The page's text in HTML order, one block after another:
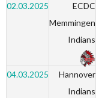
02.03.2025
ECDC
Memmingen
Indians
04.03.2025
Hannover
Indians